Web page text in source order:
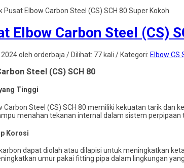
Pusat Elbow Carbon Steel (CS) SCH 80 Super Kokoh
Elbow Carbon Steel (CS)
oleh orderbaja / Dilihat: 77 kali / Kategori: Elbow CS
Steel (CS) SCH 80
Tinggi
Carbon Steel (CS) SCH 80 memiliki kekuatan tarik dan
menahan tekanan internal dalam sistem
Korosi
dapat diolah atau dilapisi untuk meningkatkan
umur pakai fitting pipa dalam lingkungan